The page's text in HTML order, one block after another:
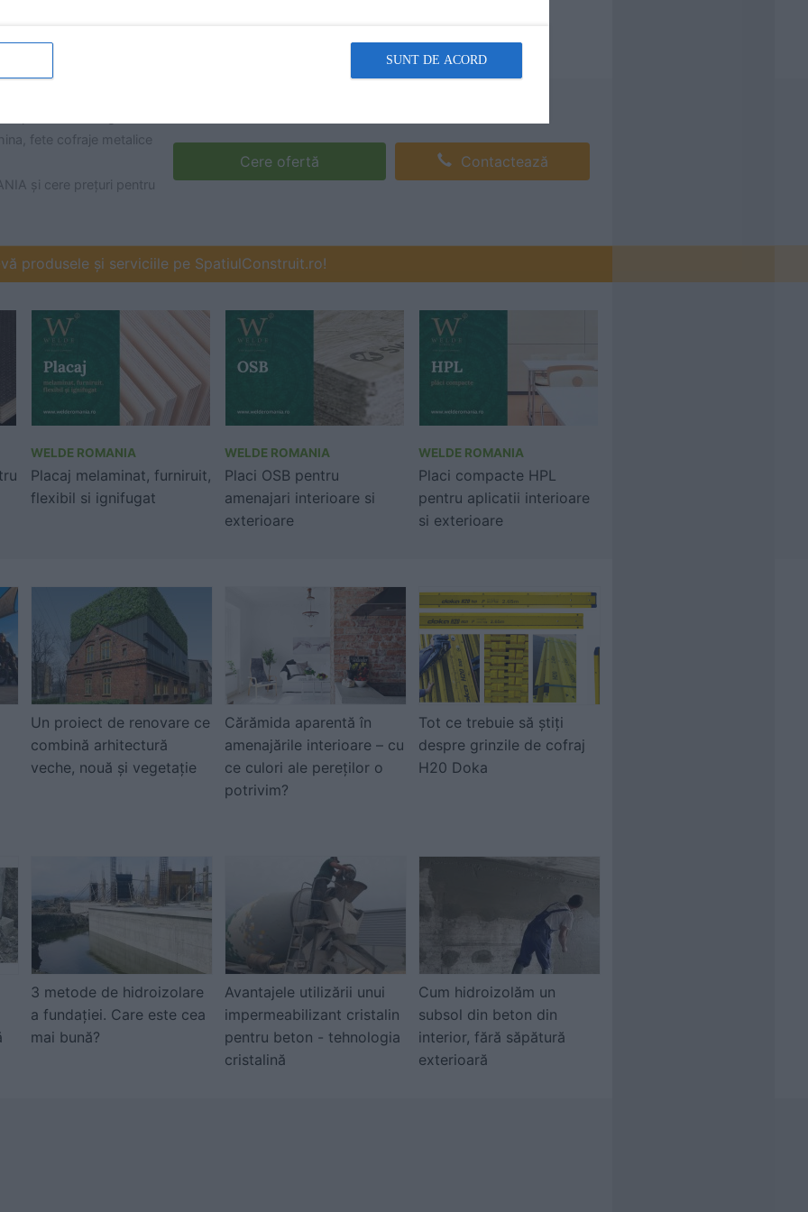
fete cofraje metalice
și cere prețuri pentru
Cere ofertă Contactează
produsele și serviciile pe SpatiulConstruit.ro!
WELDE ROMANIA
Placaj melaminat, furniruit,
flexibil si ignifugat
WELDE ROMANIA
Placi OSB pentru
amenajari interioare si
exterioare
WELDE ROMANIA
Placi compacte HPL
pentru aplicatii interioare
si exterioare
Un proiect de renovare ce
combină arhitectură
veche, nouă şi vegetaţie
Cărămida aparentă în
amenajările interioare – cu
ce culori ale pereţilor o
potrivim?
Tot ce trebuie să știți
despre grinzile de cofraj
H20 Doka
3 metode de hidroizolare
a fundației. Care este cea
mai bună?
Avantajele utilizării unui
impermeabilizant cristalin
pentru beton - tehnologia
cristalină
Cum hidroizolăm un
subsol din beton din
interior, fără săpătură
exterioară
SUNT DE ACORD